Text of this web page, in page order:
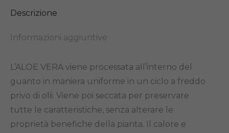
Descrizione
Informazioni aggiuntive
L’ALOE VERA viene processata all’interno del
guanto in maniera uniforme in un ciclo a freddo
privo di olii. Viene poi seccata per preservare
tutte le caratteristiche, senza alterare le
proprietà benefiche della pianta. Il calore e